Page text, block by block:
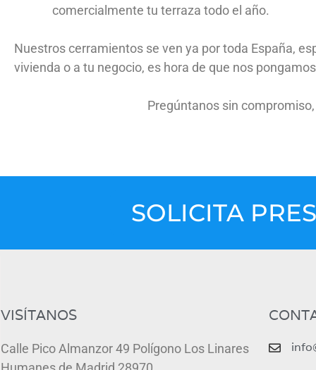
comercialmente tu terraza todo el año.
Nuestros cerramientos se ven ya por toda España,
vivienda o a tu negocio, es hora de que nos
Pregúntanos sin
SOLICITA
VISÍTANOS
Calle Pico Almanzor 49 Polígono Los Linares